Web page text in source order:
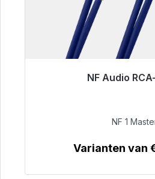
NF Audio
Klaar voor onmiddellijke
€ 99,00
NF 1
Varianten van